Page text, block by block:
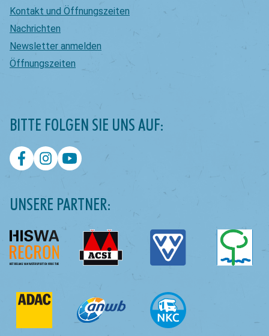
Kontakt und Öffnungszeiten
Nachrichten
Newsletter anmelden
Öffnungszeiten
BITTE FOLGEN SIE UNS AUF:
UNSERE PARTNER: